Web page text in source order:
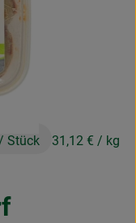
Stück 31,12 € / kg